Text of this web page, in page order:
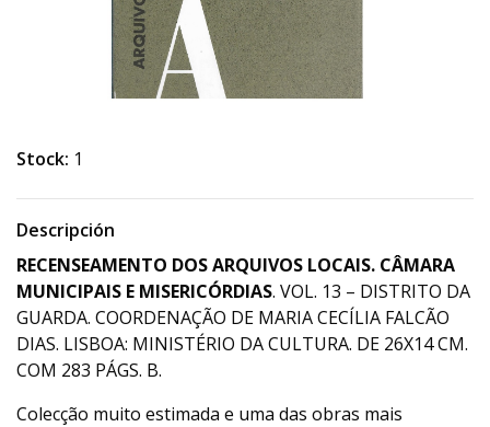
Stock: 1
Descripción
RECENSEAMENTO DOS ARQUIVOS LOCAIS. CÂMARA
MUNICIPAIS E MISERICÓRDIAS. VOL. 13 – DISTRITO DA
GUARDA. COORDENAÇÃO DE MARIA CECÍLIA FALCÃO
DIAS. LISBOA: MINISTÉRIO DA CULTURA. DE 26X14 CM.
COM 283 PÁGS. B.
Colecção muito estimada e uma das obras mais